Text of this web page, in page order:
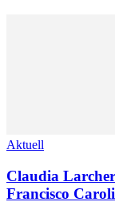
Aktuell
Claudia
Francisco